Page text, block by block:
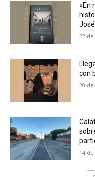
«En
22
con
20
14